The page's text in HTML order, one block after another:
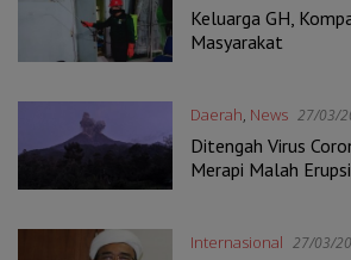
Keluarga GH,
Masyarakat
Daerah, News 27/03/
Ditengah Virus
Merapi Malah Erupsi
Internasional 27/03/